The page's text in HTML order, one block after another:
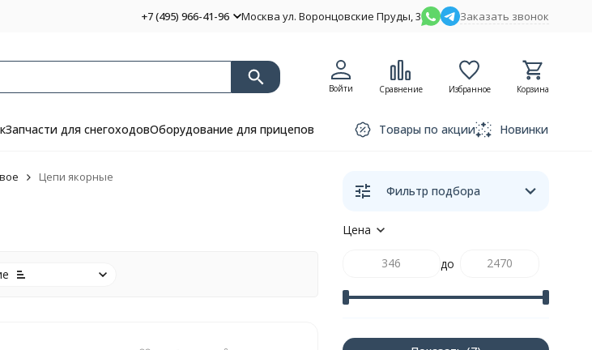
+7 (495) 966-41-96 Москва ул. Воронцовские Пруды, 3 Заказать звонок
Войти Сравнение Избранное Корзина
Запчасти для снегоходовОборудование для прицепов Товары по акции Новинки
Цепи якорные
Фильтр подбора
Цена
до